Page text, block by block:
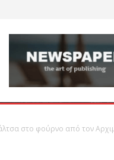
στο φούρνο από τον